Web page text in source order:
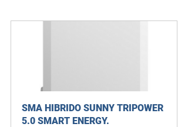
SMA HIBRIDO SUNNY TRIPOWER
5.0 SMART ENERGY.